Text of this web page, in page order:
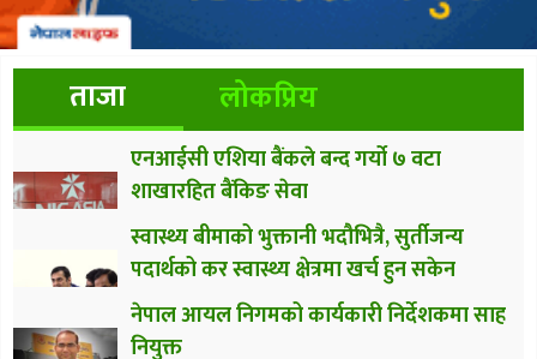
ताजा लोकप्रिय
एनआईसी एशिया बैंकले बन्द गर्यो ७ वटा
शाखारहित बैंकिङ सेवा
स्वास्थ्य बीमाको भुक्तानी भदौभित्रै, सुर्तीजन्य
पदार्थको कर स्वास्थ्य क्षेत्रमा खर्च हुन सकेन
नेपाल आयल निगमको कार्यकारी निर्देशकमा साह
नियुक्त